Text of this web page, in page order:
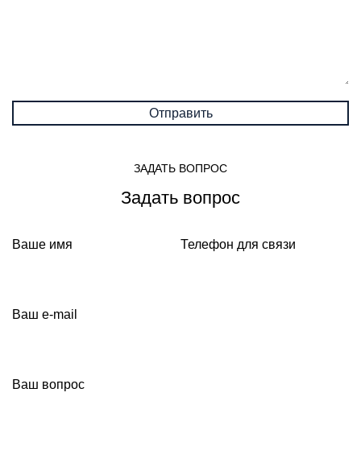
ЗАДАТЬ ВОПРОС
Задать вопрос
Ваше имя Телефон для связи
Ваш e-mail
Ваш вопрос